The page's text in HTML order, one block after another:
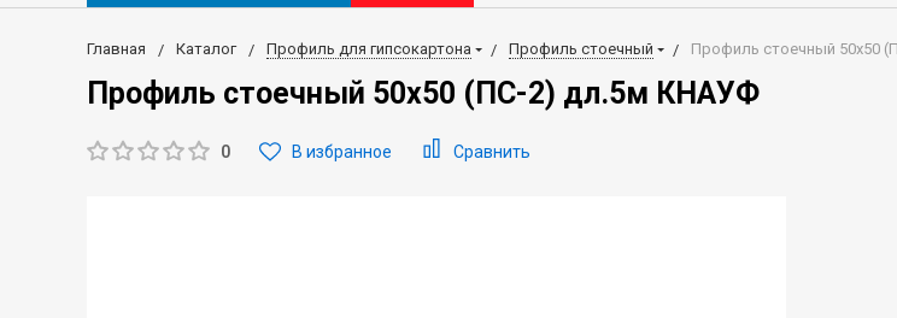
Главная Каталог Профиль для гипсокартона Профиль стоечный Профиль стоечный 50х50
Профиль стоечный 50х50 (ПС-2) дл.5м КНАУФ
0 В избранное Сравнить